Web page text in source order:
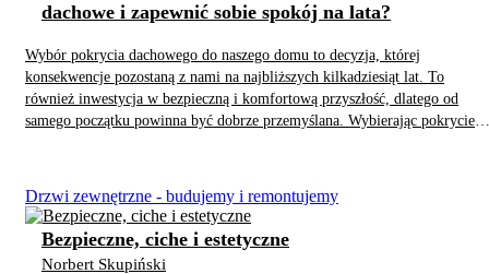
Wybór pokrycia dachowego do naszego domu to decyzja, której
konsekwencje pozostaną z nami na najbliższych kilkadziesiąt lat. To
również inwestycja w bezpieczną i komfortową przyszłość, dlatego od
samego początku powinna być dobrze przemyślana. Wybierając pokrycie
właściwego wyboru i zapewnić sobie spokój i jakość na lata?
dachowe i zapewnić sobie spokój na lata?
Drzwi zewnętrzne - budujemy i remontujemy
Bezpieczne, ciche i estetyczne
Norbert Skupiński